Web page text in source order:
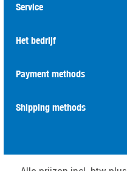
Service
Het bedrijf
Payment methods
Shipping methods